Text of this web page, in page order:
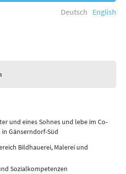
Deutsch English
und eines Sohnes und lebe im Co-
Gänserndorf-Süd
Bildhauerei, Malerei und
Sozialkompetenzen